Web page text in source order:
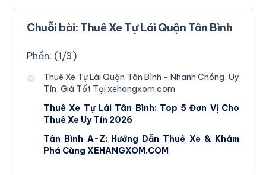
Chuỗi bài: Thuê Xe Tự Lái Quận Tân Bình
Phần: (1/3)
Thuê Xe Tự Lái Quận Tân Bình - Nhanh Chóng, Uy
Tín, Giá Tốt Tại xehangxom.com
Thuê Xe Tự Lái Tân Bình: Top 5 Đơn Vị Cho
Thuê Xe Uy Tín 2026
Tân Bình A-Z: Hướng Dẫn Thuê Xe & Khám
Phá Cùng XEHANGXOM.COM